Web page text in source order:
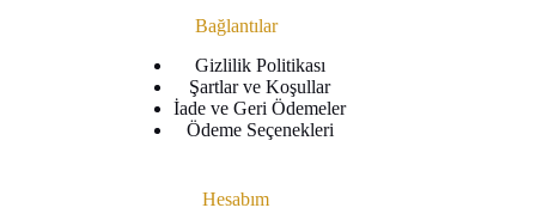
Bağlantılar
Gizlilik Politikası
Şartlar ve Koşullar
İade ve Geri Ödemeler
Ödeme Seçenekleri
Hesabım